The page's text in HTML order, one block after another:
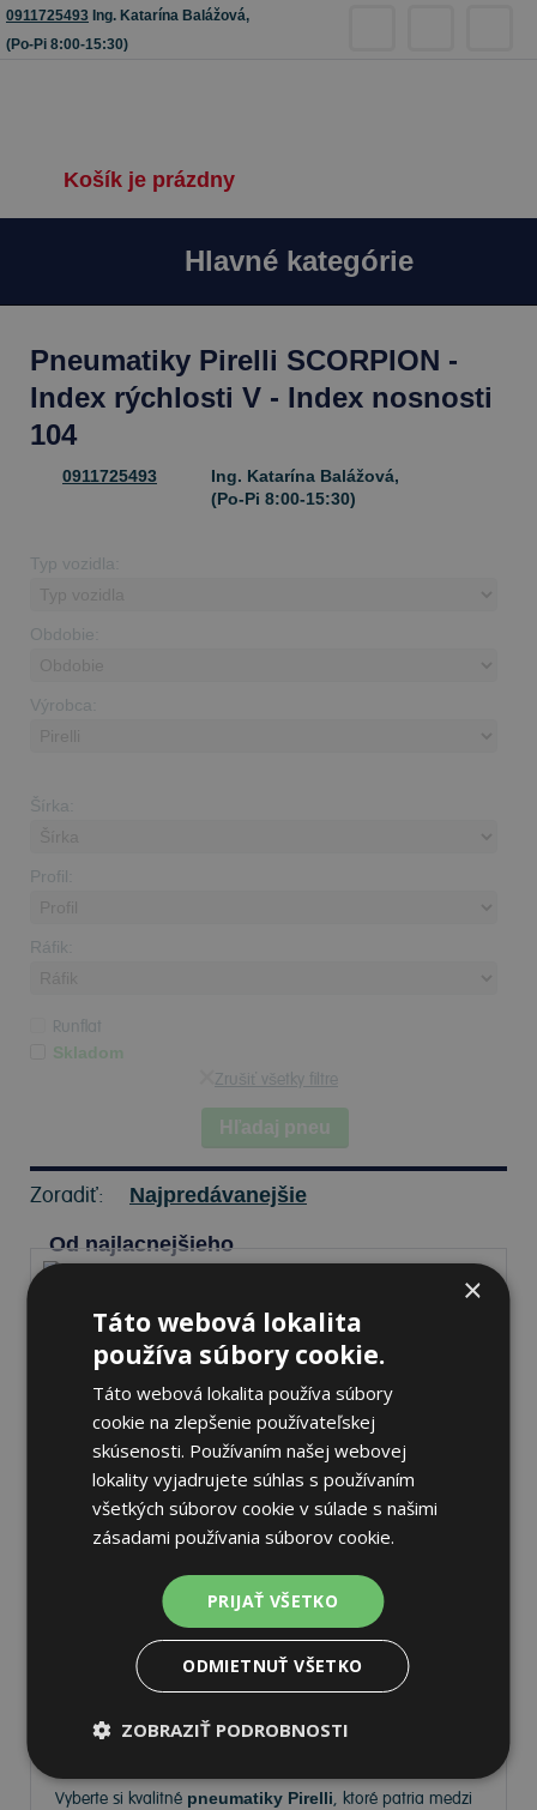
0911725493 Ing. Katarína Balážová,
(Po-Pi 8:00-15:30)
Košík je prázdny
Hlavné kategórie
Pneumatiky Pirelli SCORPION -
Index rýchlosti V - Index nosnosti
104
0911725493
Ing. Katarína Balážová,
(Po-Pi 8:00-15:30)
Typ vozidla:
Obdobie:
Výrobca:
Šírka:
Profil:
Ráfik:
Runflat
Skladom
Zrušiť všetky filtre
Hľadaj pneu
Zoradiť: Najpredávanejšie
Od najlacnejšieho
Pirelli SCORPION
235/50 R20 104 V Letné
70 dB
Nie je skladom
Pneumatiky Pirelli – kvalita a
Vyberte si kvalitné pneumatiky Pirelli, ktoré patria medzi
×
Táto webová lokalita
používa súbory cookie.
Táto webová lokalita používa súbory
cookie na zlepšenie používateľskej
skúsenosti. Používaním našej webovej
lokality vyjadrujete súhlas s používaním
všetkých súborov cookie v súlade s našimi
zásadami používania súborov cookie.
PRIJAŤ VŠETKO
ODMIETNUŤ VŠETKO
ZOBRAZIŤ PODROBNOSTI